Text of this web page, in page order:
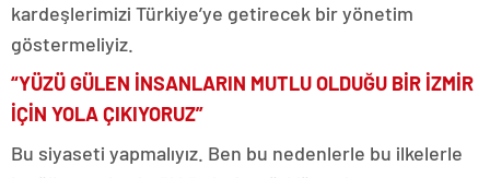
kardeşlerimizi Türkiye’ye getirecek bir yönetim
göstermeliyiz.
“YÜZÜ GÜLEN İNSANLARIN MUTLU OLDUĞU BİR İZMİR
İÇİN YOLA ÇIKIYORUZ”
Bu siyaseti yapmalıyız. Ben bu nedenlerle bu ilkelerle